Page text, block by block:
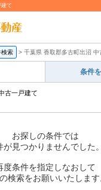
て
検索 > 千葉県 香取郡多古町出沼
条件
古一戸建て
お探しの条件では
が見つかりませんでした。
度条件を指定しなおして
検索をお願いいたします